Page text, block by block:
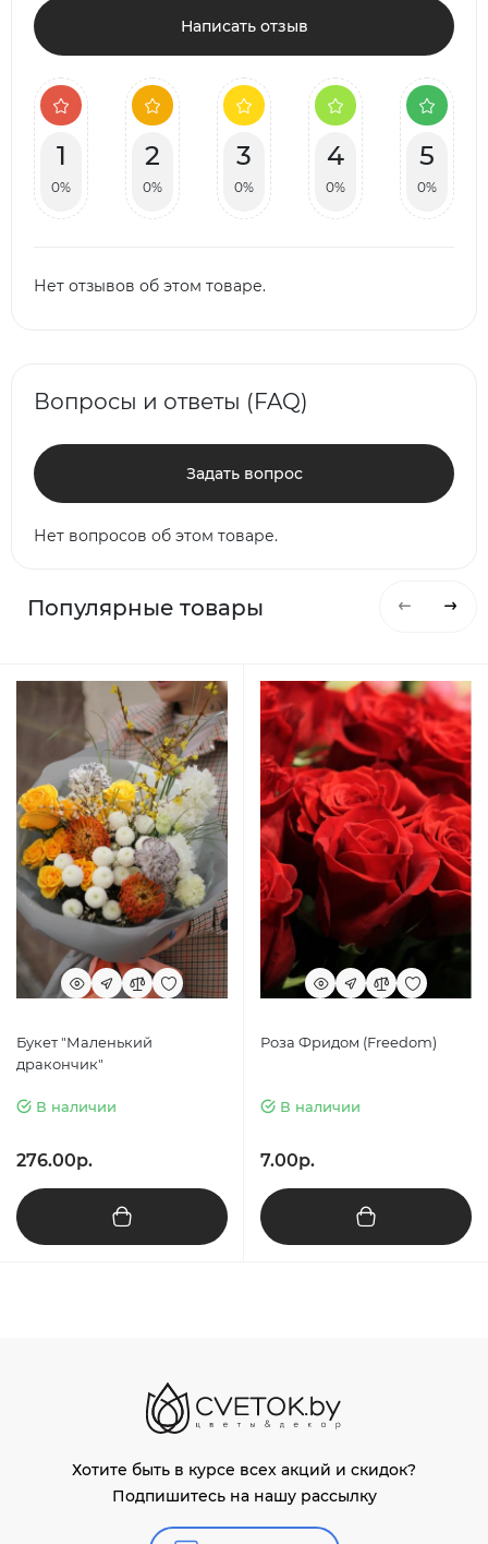
Написать отзыв
1
0%
2
0%
3
0%
4
0%
5
0%
Нет отзывов об этом товаре.
Вопросы и ответы (FAQ)
Задать вопрос
Нет вопросов об этом товаре.
Популярные товары
Букет "Маленький
дракончик"
В наличии
276.00р.
Роза Фридом (Freedom)
В наличии
7.00р.
Хотите быть в курсе всех акций и скидок?
Подпишитесь на нашу рассылку